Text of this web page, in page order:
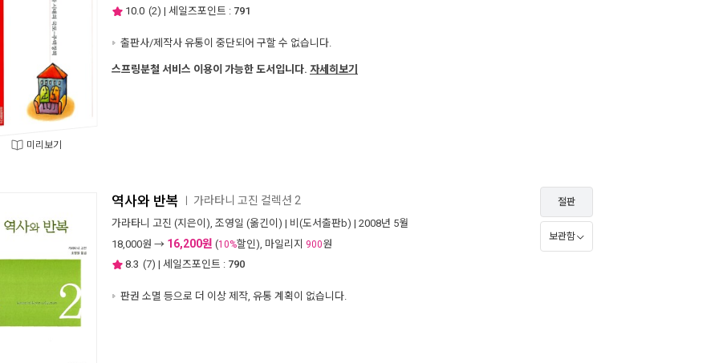
미리보기
10.0 (2) | 세일즈포인트 : 791
출판사/제작사 유통이 중단되어 구할 수 없습니다.
스프링분철 서비스 이용이 가능한 도서입니다. 자세히보기
역사와 반복 가라타니 고진 컬렉션 2
가라타니 고진 (지은이), 조영일 (옮긴이) | 비(도서출판b) | 2008년 5월
18,000원 → 16,200원 (10%할인), 마일리지 900원
8.3 (7) | 세일즈포인트 : 790
판권 소멸 등으로 더 이상 제작, 유통 계획이 없습니다.
절판
보관함